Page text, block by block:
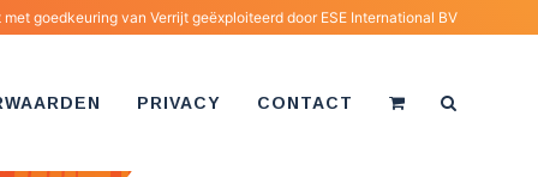
goedkeuring van Verrijt geëxploiteerd door ESE International BV
PRIVACY CONTACT